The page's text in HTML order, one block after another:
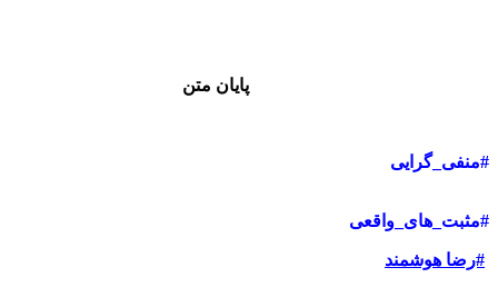
پایان متن
#منفی_گرایی
#مثبت_های_واقعی
#رضا هوشمند